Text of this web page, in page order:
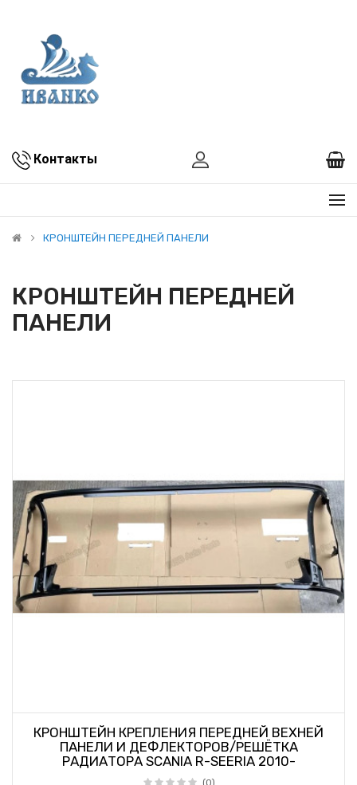
Контакты
КРОНШТЕЙН ПЕРЕДНЕЙ ПАНЕЛИ
КРОНШТЕЙН ПЕРЕДНЕЙ
ПАНЕЛИ
КРОНШТЕЙН КРЕПЛЕНИЯ ПЕРЕДНЕЙ ВЕХНЕЙ
ПАНЕЛИ И ДЕФЛЕКТОРОВ/РЕШЁТКА
РАДИАТОРА SCANIA R-SEERIA 2010-
(0)